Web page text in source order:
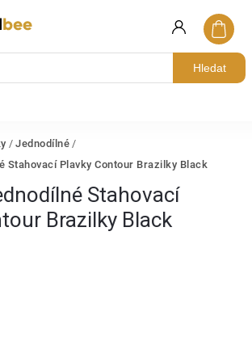
Hledat
/ Jednodílné /
Stahovací Plavky Contour Brazilky Black
Stahovací
Brazilky Black